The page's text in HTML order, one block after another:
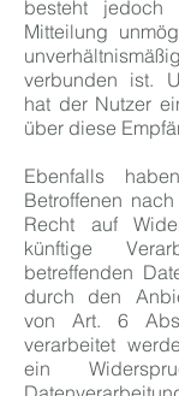
besteht jedoch
Mitteilung
verbunden ist.
hat der Nutzer
über diese
Ebenfalls
Betroffenen
Recht auf
künftige
betreffenden
durch den
von Art. 6
verarbeitet
ein